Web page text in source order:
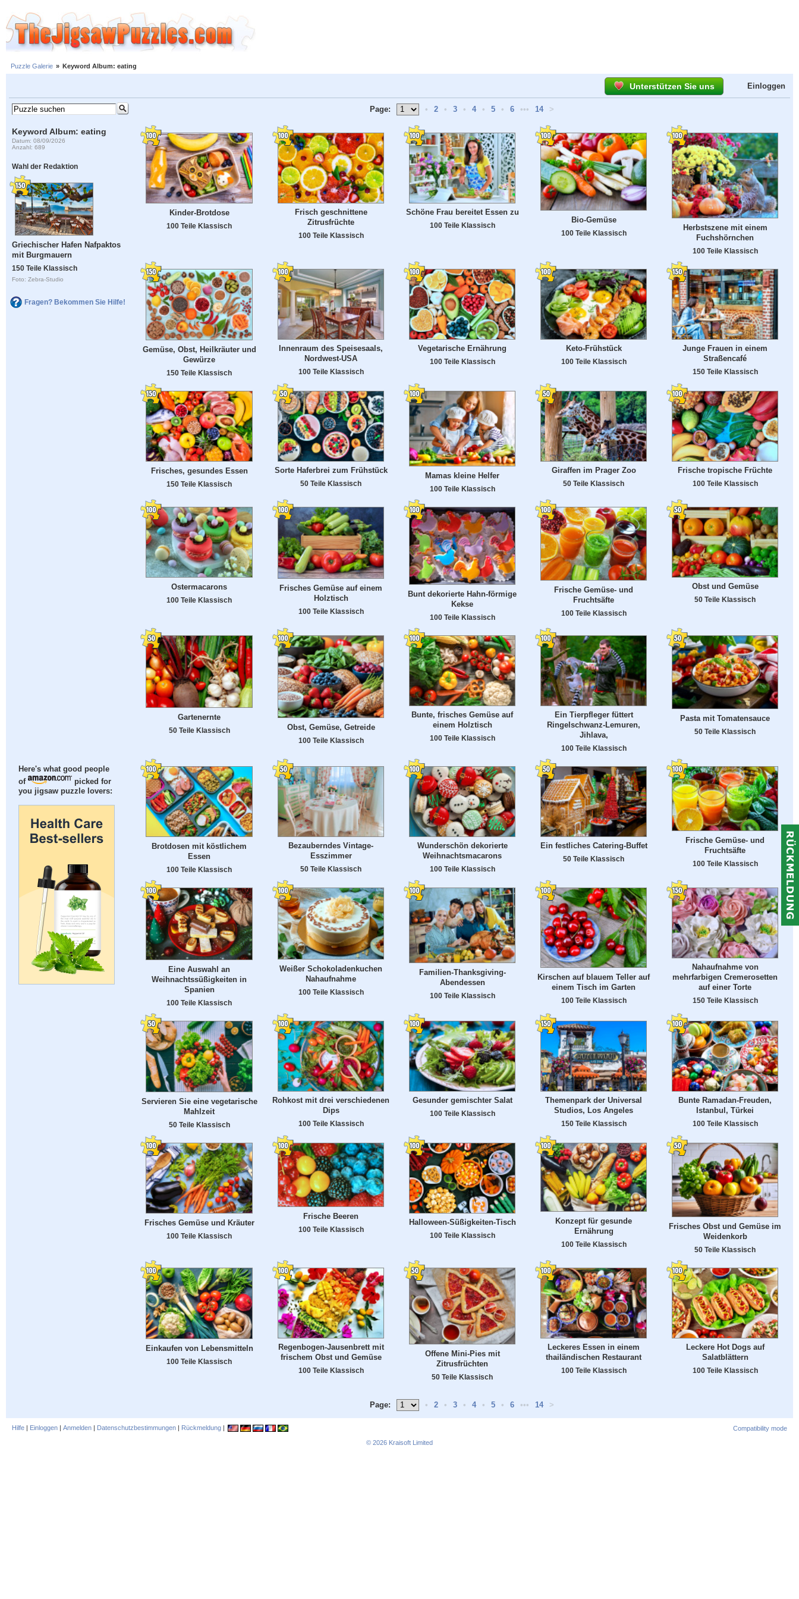
Puzzle Galerie » Keyword Album: eating
Unterstützen Sie uns Einloggen
Keyword Album: eating
Datum: 08/09/2026
Anzahl: 689
Wahl der Redaktion
Griechischer Hafen Nafpaktos
mit Burgmauern
150 Teile Klassisch
Foto: Zebra-Studio
Fragen? Bekommen Sie Hilfe!
Here's what good people
of
picked for
you jigsaw puzzle lovers:
Page: • 2 • 3 • 4 • 5 • 6 ••• 14 >
Kinder-Brotdose
100 Teile Klassisch
Frisch geschnittene
Zitrusfrüchte
100 Teile Klassisch
Schöne Frau bereitet Essen zu
100 Teile Klassisch
Bio-Gemüse
100 Teile Klassisch
Herbstszene mit einem
Fuchshörnchen
100 Teile Klassisch
Gemüse, Obst, Heilkräuter und
Gewürze
150 Teile Klassisch
Innenraum des Speisesaals,
Nordwest-USA
100 Teile Klassisch
Vegetarische Ernährung
100 Teile Klassisch
Keto-Frühstück
100 Teile Klassisch
Junge Frauen in einem
Straßencafé
150 Teile Klassisch
Frisches, gesundes Essen
150 Teile Klassisch
Sorte Haferbrei zum Frühstück
50 Teile Klassisch
Mamas kleine Helfer
100 Teile Klassisch
Giraffen im Prager Zoo
50 Teile Klassisch
Frische tropische Früchte
100 Teile Klassisch
Ostermacarons
100 Teile Klassisch
Frisches Gemüse auf einem
Holztisch
100 Teile Klassisch
Bunt dekorierte Hahn-förmige
Kekse
100 Teile Klassisch
Frische Gemüse- und
Fruchtsäfte
100 Teile Klassisch
Obst und Gemüse
50 Teile Klassisch
Gartenernte
50 Teile Klassisch Obst, Gemüse, Getreide
100 Teile Klassisch
Bunte, frisches Gemüse auf
einem Holztisch
100 Teile Klassisch
Ein Tierpfleger füttert
Ringelschwanz-Lemuren,
Jihlava,
100 Teile Klassisch
Pasta mit Tomatensauce
50 Teile Klassisch
Brotdosen mit köstlichem
Essen
100 Teile Klassisch
Bezauberndes Vintage-
Esszimmer
50 Teile Klassisch
Wunderschön dekorierte
Weihnachtsmacarons
100 Teile Klassisch
Ein festliches Catering-Buffet
50 Teile Klassisch
Frische Gemüse- und
Fruchtsäfte
100 Teile Klassisch
Eine Auswahl an
Weihnachtssüßigkeiten in
Spanien
100 Teile Klassisch
Weißer Schokoladenkuchen
Nahaufnahme
100 Teile Klassisch
Familien-Thanksgiving-
Abendessen
100 Teile Klassisch
Kirschen auf blauem Teller auf
einem Tisch im Garten
100 Teile Klassisch
Nahaufnahme von
mehrfarbigen Cremerosetten
auf einer Torte
150 Teile Klassisch
Servieren Sie eine vegetarische
Mahlzeit
50 Teile Klassisch
Rohkost mit drei verschiedenen
Dips
100 Teile Klassisch
Gesunder gemischter Salat
100 Teile Klassisch
Themenpark der Universal
Studios, Los Angeles
150 Teile Klassisch
Bunte Ramadan-Freuden,
Istanbul, Türkei
100 Teile Klassisch
Frisches Gemüse und Kräuter
100 Teile Klassisch
Frische Beeren
100 Teile Klassisch
Halloween-Süßigkeiten-Tisch
100 Teile Klassisch
Konzept für gesunde
Ernährung
100 Teile Klassisch
Frisches Obst und Gemüse im
Weidenkorb
50 Teile Klassisch
Einkaufen von Lebensmitteln
100 Teile Klassisch
Regenbogen-Jausenbrett mit
frischem Obst und Gemüse
100 Teile Klassisch
Offene Mini-Pies mit
Zitrusfrüchten
50 Teile Klassisch
Leckeres Essen in einem
thailändischen Restaurant
100 Teile Klassisch
Leckere Hot Dogs auf
Salatblättern
100 Teile Klassisch
Page: • 2 • 3 • 4 • 5 • 6 ••• 14 >
Hilfe | Einloggen | Anmelden | Datenschutzbestimmungen | Rückmeldung |
Compatibility mode
© 2026 Kraisoft Limited